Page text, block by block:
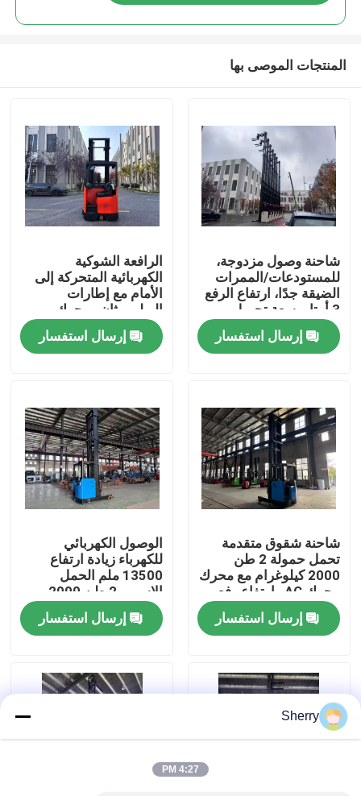
بيت
أشرطة فيديو
معلومات عنا
رقابة جودة
اتصل بنا
أخبار
مدونة
المنتجات الموصى بها
شاحنة وصول مزدوجة،
للمستودعات/الممرات
الضيقة جدًا، ارتفاع الرفع
3 أمتار، سعة تحميل
2000 كجم
إرسال استفسار
الرافعة الشوكية
الكهربائية المتحركة إلى
الأمام مع إطارات
البوليوريثان ومحرك
محرك التيار المتردد
إرسال استفسار
شاحنة شقوق متقدمة
تحمل حمولة 2 طن
2000 كيلوغرام مع محرك
محرك AC وارتفاع رفع
13500 مم
إرسال استفسار
الوصول الكهربائي
للكهرباء زيادة ارتفاع
13500 ملم الحمل
الاسمي 2 طن 2000
كجم 48 فولت 500AH
إرسال استفسار
Sherry
4:27 PM